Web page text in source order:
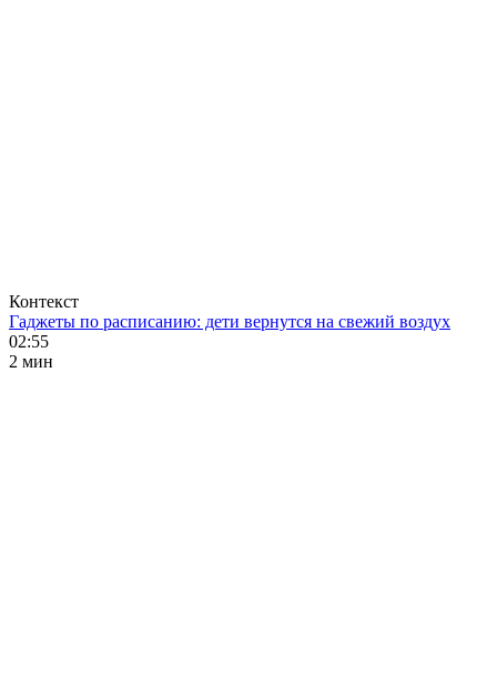
Контекст
Гаджеты по расписанию: дети вернутся на свежий воздух
02:55
2 мин